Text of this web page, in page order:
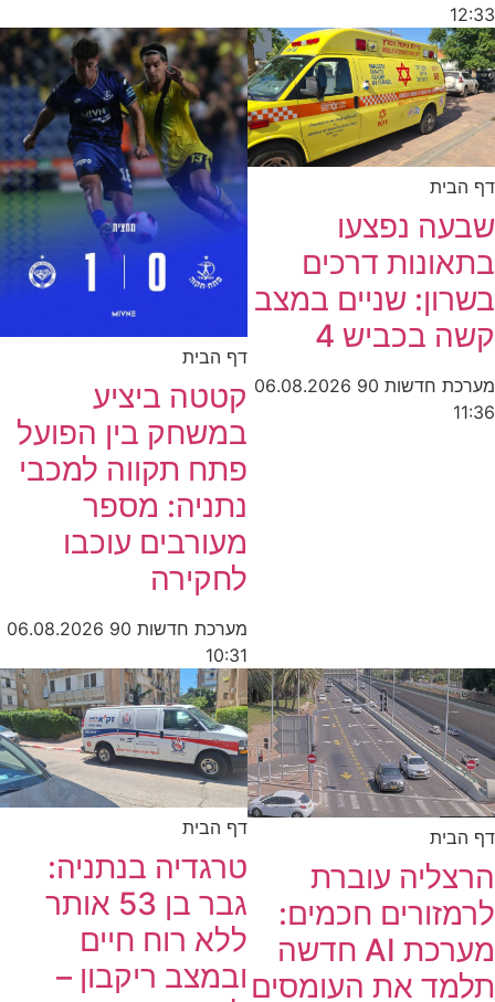
12:33
דף הבית
שבעה נפצעו
בתאונות דרכים
בשרון: שניים במצב
קשה בכביש 4
מערכת חדשות 90
06.08.2026
11:36
דף הבית
קטטה ביציע
במשחק בין הפועל
פתח תקווה למכבי
נתניה: מספר
מעורבים עוכבו
לחקירה
מערכת חדשות 90
06.08.2026
10:31
דף הבית
הרצליה עוברת
לרמזורים חכמים:
מערכת AI חדשה
תלמד את העומסים
דף הבית
טרגדיה בנתניה:
גבר בן 53 אותר
ללא רוח חיים
ובמצב ריקבון –